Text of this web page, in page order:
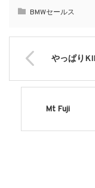
BMWセールス
やっぱり
Mt Fuji